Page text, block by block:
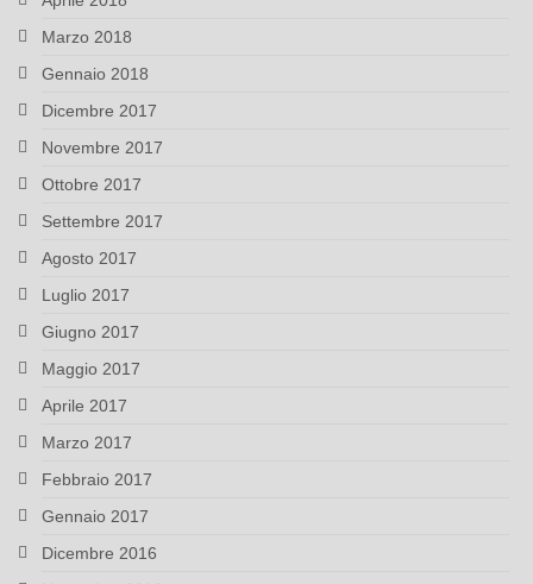
Marzo 2018
Gennaio 2018
Dicembre 2017
Novembre 2017
Ottobre 2017
Settembre 2017
Agosto 2017
Luglio 2017
Giugno 2017
Maggio 2017
Aprile 2017
Marzo 2017
Febbraio 2017
Gennaio 2017
Dicembre 2016